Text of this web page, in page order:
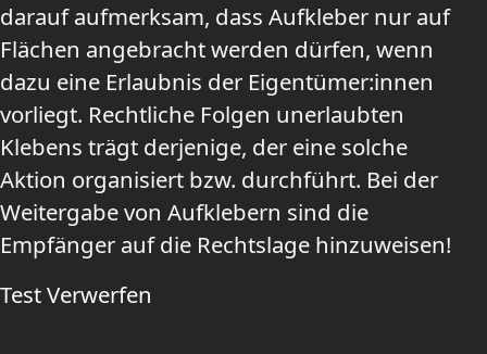
darauf aufmerksam, dass Aufkleber nur auf
Flächen angebracht werden dürfen, wenn
dazu eine Erlaubnis der Eigentümer:innen
vorliegt. Rechtliche Folgen unerlaubten
Klebens trägt derjenige, der eine solche
Aktion organisiert bzw. durchführt. Bei der
Weitergabe von Aufklebern sind die
Empfänger auf die Rechtslage hinzuweisen!
TestVerwerfen